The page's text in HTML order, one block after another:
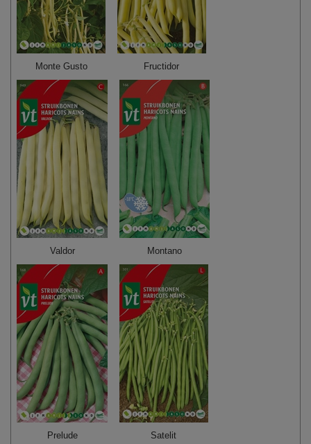
Monte Gusto Fructidor
Valdor Montano
Prelude Satelit